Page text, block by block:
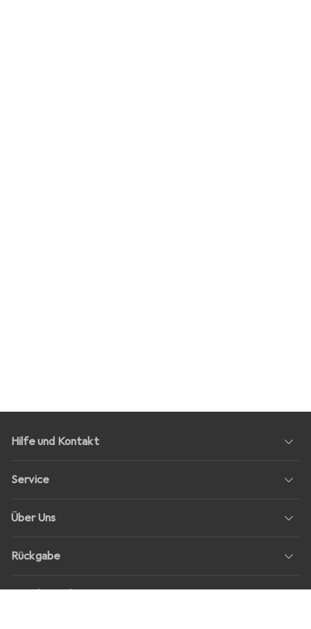
Hilfe und Kontakt
Service
Über Uns
Rückgabe